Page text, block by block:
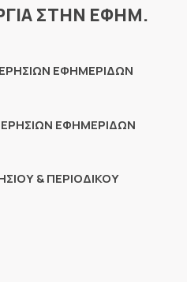
ΣΤΗΝ ΕΦΗΜ.
ΕΦΗΜΕΡΙΔΩΝ
ΕΦΗΜΕΡΙΔΩΝ
& ΠΕΡΙΟΔΙΚΟΥ